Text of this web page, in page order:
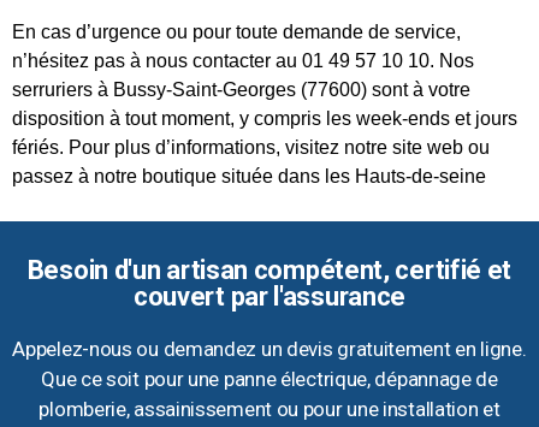
En cas d’urgence ou pour toute demande de service,
n’hésitez pas à nous contacter au 01 49 57 10 10. Nos
serruriers à Bussy-Saint-Georges (77600) sont à votre
disposition à tout moment, y compris les week-ends et jours
fériés. Pour plus d’informations, visitez notre site web ou
passez à notre boutique située dans les Hauts-de-seine
Besoin d'un artisan compétent, certifié et
couvert par l'assurance
Appelez-nous ou demandez un devis gratuitement en ligne.
Que ce soit pour une panne électrique, dépannage de
plomberie, assainissement ou pour une installation et